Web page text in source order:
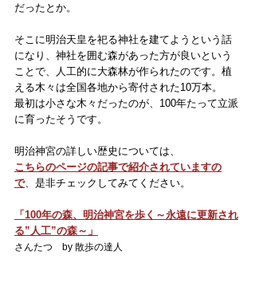
だったとか。
そこに明治天皇を祀る神社を建てようという話
になり、神社を囲む森があった方が良いという
ことで、人工的に大森林が作られたのです。植
える木々は全国各地から寄付された10万本。
最初は小さな木々だったのが、100年たって立派
に育ったそうです。
明治神宮の詳しい歴史については、
こちらのページの記事で紹介されていますの
で、是非チェックしてみてください。
「100年の森、明治神宮を歩く～永遠に更新され
る”人工”の森～」
さんたつ　by 散歩の達人